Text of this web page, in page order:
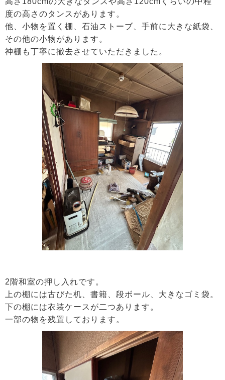
度の高さのタンスがあります。
他、小物を置く棚、石油ストーブ、手前に大きな紙袋、
その他の小物があります。
神棚も丁寧に撤去させていただきました。
2階和室の押し入れです。
上の棚には古びた机、書籍、段ボール、大きなゴミ袋。
下の棚には衣装ケースが二つあります。
一部の物を残置しております。